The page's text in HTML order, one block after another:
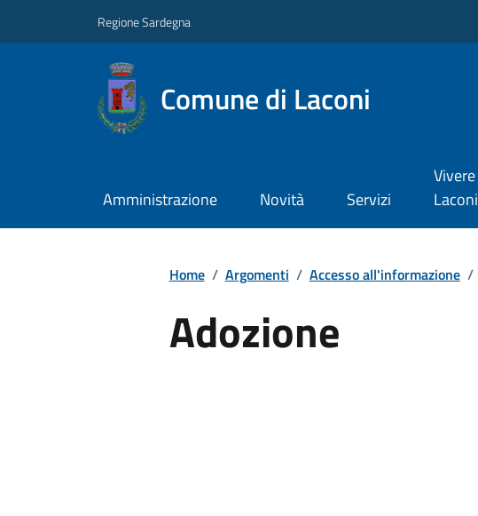
Regione Sardegna
Comune di Laconi
Amministrazione Novità Servizi
Vivere
Laconi
Home / Argomenti / Accesso all'informazione /
Adozione